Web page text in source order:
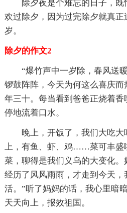
除夕夜是个难忘的日子，既
欢过除夕，因为过完除夕就真
岁。
除夕的作文2
“爆竹声中一岁除，春风送
锣鼓阵阵，今天为何这么喜庆而
年三十。每当看到爸爸正烧着
停地流着口水。
晚上，开饭了，我们大吃大
上，有鱼、虾、鸡……菜可丰盛
菜，聊得是我们义乌的大变化
经历了风风雨雨，才走到今天
活。”听了妈妈的话，我心里暗
天天向上，报效祖国。